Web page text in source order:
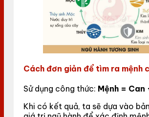
Cách đơn giản để tìm ra mệnh
Sử dụng công thức: Mệnh = Can
Khi có kết quả, ta sẽ dựa vào